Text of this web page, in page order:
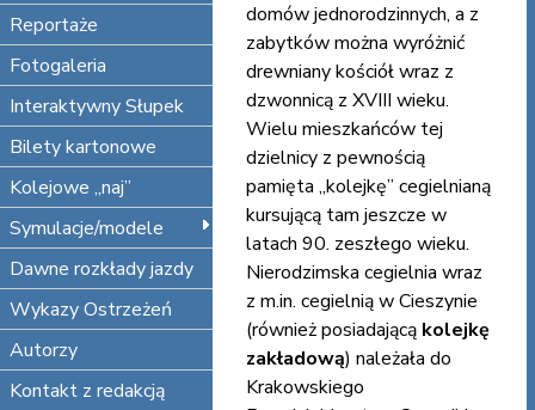
Reportaże
Fotogaleria
Interaktywny Słupek
Bilety kartonowe
Kolejowe „naj”
Symulacje/modele
Dawne rozkłady jazdy
Wykazy Ostrzeżeń
Autorzy
Kontakt z redakcją
domów jednorodzinnych, a z
zabytków można wyróżnić
drewniany kościół wraz z
dzwonnicą z XVIII wieku.
Wielu mieszkańców tej
dzielnicy z pewnością
pamięta „kolejkę” cegielnianą
kursującą tam jeszcze w
latach 90. zeszłego wieku.
Nierodzimska cegielnia wraz
z m.in. cegielnią w Cieszynie
(również posiadającą kolejkę
zakładową) należała do
Krakowskiego